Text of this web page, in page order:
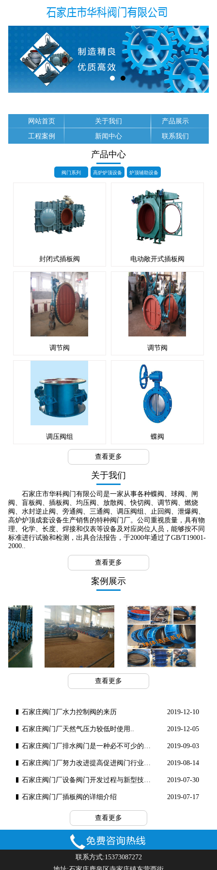
网站首页 关于我们 产品展示
工程案例 新闻中心 联系我们
产品中心
阀门系列 高炉炉顶设备 炉顶辅助设备
封闭式插板阀 电动敞开式插板阀
调节阀 调节阀
调压阀组 蝶阀
查看更多
关于我们
石家庄市华科阀门有限公司是一家从事各种蝶阀、球阀、闸
阀、盲板阀、插板阀、均压阀、放散阀、快切阀、调节阀、燃烧
阀、水封逆止阀、旁通阀、三通阀、调压阀组、止回阀、泄爆阀、
高炉炉顶成套设备生产销售的特种阀门厂。公司重视质量，具有物
理、化学、长度、焊接和仪表等设备及对应岗位人员，能够按不同
标准进行试验和检测，出具合法报告，于2000年通过了GB/T19001-
2000..
查看更多
案例展示
查看更多
石家庄阀门厂水力控制阀的来历 2019-12-10
石家庄阀门厂​天然气压力较低时使用.. 2019-12-05
2019-09-03
2019-08-14
2019-07-30
石家庄阀门厂插板阀的详细介绍 2019-07-17
查看更多
联系方式:15373087272